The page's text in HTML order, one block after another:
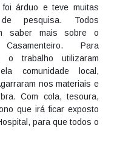
foi árduo e teve muitas
pesquisa. Todos
saber mais sobre o
Para
o trabalho utilizaram
comunidade local,
nos materiais e
Com cola, tesoura,
que irá ficar exposto
para que todos o